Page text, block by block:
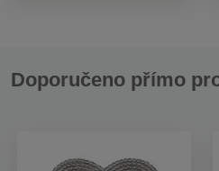
Doporučeno přímo